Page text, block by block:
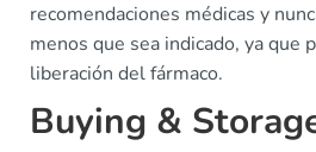
recomendaciones médicas y
menos que sea indicado, ya que
liberación del fármaco.
Buying &